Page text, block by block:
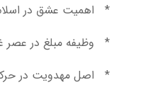
* اهمیت عشق در
* وظیفه مبلغ در عصر
* اصل مهدویت در